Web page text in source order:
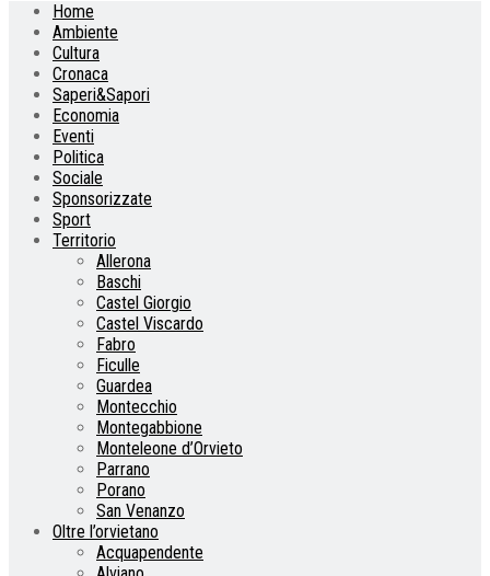
Home
Ambiente
Cultura
Cronaca
Saperi&Sapori
Economia
Eventi
Politica
Sociale
Sponsorizzate
Sport
Territorio
Allerona
Baschi
Castel Giorgio
Castel Viscardo
Fabro
Ficulle
Guardea
Montecchio
Montegabbione
Monteleone d’Orvieto
Parrano
Porano
San Venanzo
Oltre l’orvietano
Acquapendente